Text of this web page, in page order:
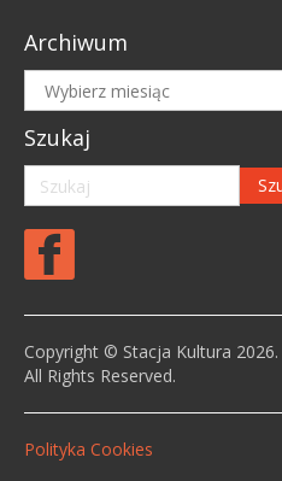
Archiwum
Archiwum
Szukaj
Copyright © Stacja Kultura 2026.
All Rights Reserved.
Polityka Cookies